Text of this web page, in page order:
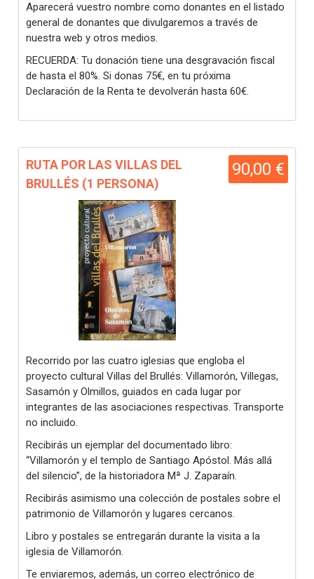
Aparecerá vuestro nombre como donantes en el listado
general de donantes que divulgaremos a través de
nuestra web y otros medios.
RECUERDA: Tu donación tiene una desgravación fiscal
de hasta el 80%. Si donas 75€, en tu próxima
Declaración de la Renta te devolverán hasta 60€.
90,00 €
RUTA POR LAS VILLAS DEL
BRULLÉS (1 PERSONA)
Recorrido por las cuatro iglesias que engloba el
proyecto cultural Villas del Brullés: Villamorón, Villegas,
Sasamón y Olmillos, guiados en cada lugar por
integrantes de las asociaciones respectivas. Transporte
no incluido.
Recibirás un ejemplar del documentado libro:
“Villamorón y el templo de Santiago Apóstol. Más allá
del silencio”, de la historiadora Mª J. Zaparaín.
Recibirás asimismo una colección de postales sobre el
patrimonio de Villamorón y lugares cercanos.
Libro y postales se entregarán durante la visita a la
iglesia de Villamorón.
Te enviaremos, además, un correo electrónico de